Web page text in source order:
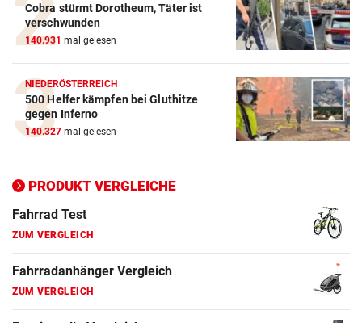
Cobra stürmt Dorotheum, Täter ist
verschwunden
140.931 mal gelesen
NIEDERÖSTERREICH
500 Helfer kämpfen bei Gluthitze
gegen Inferno
140.327 mal gelesen
PRODUKT VERGLEICHE
ZUM VERGLEICH
E-Bike Vergleich
ZUM VERGLEICH
Elektro-Scooter Vergleich
ZUM VERGLEICH
ZUM VERGLEICH
Fahrrad Test
ZUM VERGLEICH
Fahrradanhänger Vergleich
ZUM VERGLEICH